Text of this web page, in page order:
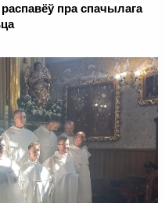
пра спачылага